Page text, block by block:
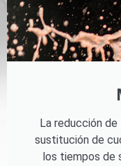
La reducción
sustitución de
los tiempos de